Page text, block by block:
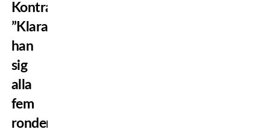
Kontrar:
”Klarar
han
sig
alla
fem
ronder